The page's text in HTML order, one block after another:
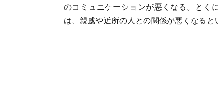
のコミュニケーションが悪くなる。とく
は、親戚や近所の人との関係が悪くなると